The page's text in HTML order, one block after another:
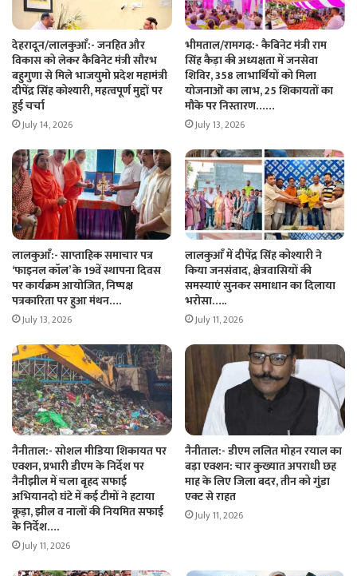
देहरादून/लालकुआँ:- जनहित और
विकास को लेकर कैबिनेट मंत्री सौरभ
बहुगुणा से मिले भाजयुमो प्रदेश महामंत्री
दीपेंद्र सिंह कोश्यारी, महत्वपूर्ण मुद्दों पर
हुई चर्चा
July 14, 2026
भीमताल/रामगढ़:- कैबिनेट मंत्री राम
सिंह कैड़ा की अध्यक्षता में जनसेवा
शिविर, 358 लाभार्थियों को मिला
योजनाओं का लाभ, 25 शिकायतों का
मौके पर निस्तारण……
July 13, 2026
लालकुआँ:- साप्ताहिक समाचार पत्र
‘फाइनल कॉल’ के 19वें स्थापना दिवस
पर कार्यक्रम आयोजित, निष्पक्ष
पत्रकारिता पर हुआ मंथन….
July 13, 2026
लालकुआँ में दीपेंद्र सिंह कोश्यारी ने
किया जनसंवाद, क्षेत्रवासियों की
समस्याएं सुनकर समाधान का दिलाया
भरोसा…..
July 11, 2026
नैनीताल:- सोशल मीडिया शिकायत पर
एक्शन, प्रभारी डीएम के निर्देश पर
नैनीझील में चला बृहद सफाई
अभियानदो घंटे में कई टीमों ने हटाया
कूड़ा, झील व नालों की नियमित सफाई
के निर्देश….
July 11, 2026
नैनीताल:- डीएम ललित मोहन रयाल का
बड़ा एक्शन: चार कुख्यात अपराधी छह
माह के लिए जिला बदर, तीन को गुंडा
एक्ट से राहत
July 11, 2026